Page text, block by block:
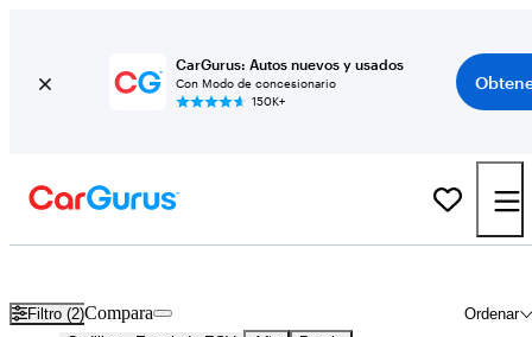
CarGurus: Autos nuevos y usados
Con Modo de concesionario
150K+
Filtro (2) Ordenar
Compara